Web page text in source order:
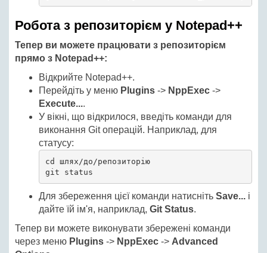
Робота з репозиторієм у Notepad++
Тепер ви можете працювати з репозиторієм
прямо з Notepad++:
Відкрийте Notepad++.
Перейдіть у меню Plugins -> NppExec ->
Execute....
У вікні, що відкрилося, введіть команди для
виконання Git операцій. Наприклад, для
статусу:
cd шлях/до/репозиторію
git status
Для збереження цієї команди натисніть Save... і
дайте їй ім'я, наприклад, Git Status.
Тепер ви можете виконувати збережені команди
через меню Plugins -> NppExec -> Advanced